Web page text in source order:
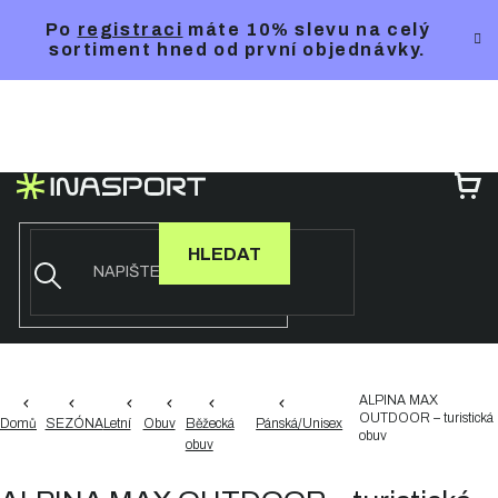
Po registraci máte 10% slevu na celý
sortiment hned od první objednávky.
HLEDAT
Domů SEZÓNALetní Obuv
Běžecká
obuv
Pánská/Unisex
ALPINA MAX
OUTDOOR – turistická
obuv